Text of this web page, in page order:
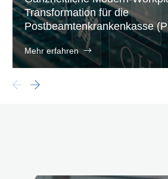
Transformation für die
Postbeamtenkrankenkasse
Mehr erfahren